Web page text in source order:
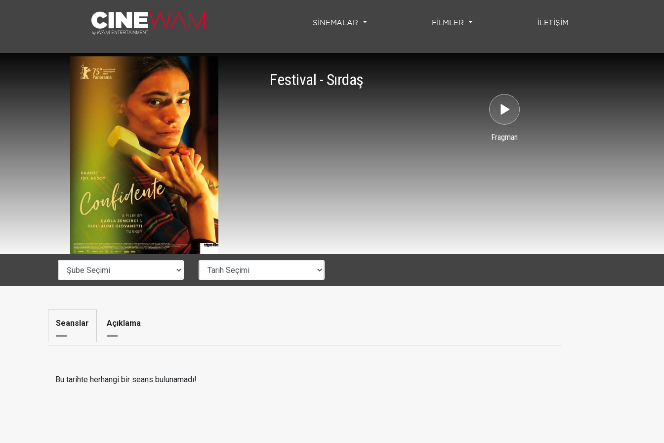
SİNEMALAR FİLMLER İLETİŞİM
Festival - Sırdaş
Fragman
Seanslar Açıklama
Bu tarihte herhangi bir seans bulunamadı!